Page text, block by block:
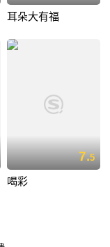
耳朵大有福
7.5
喝彩